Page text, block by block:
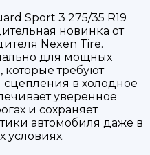
Sport 3 275/35 R19
новинка от
Nexen Tire.
для мощных
которые требуют
в холодное
уверенное
и сохраняет
автомобиля даже в
условиях.